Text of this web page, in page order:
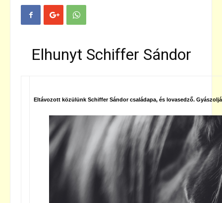
Elhunyt Schiffer Sándor
Eltávozott közülünk Schiffer Sándor családapa, és lovasedző.